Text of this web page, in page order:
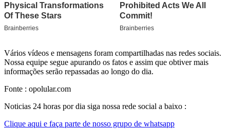
Vários vídeos e mensagens foram compartilhadas nas redes sociais.
Nossa equipe segue apurando os fatos e assim que obtiver mais
informações serão repassadas ao longo do dia.
Fonte : opolular.com
Noticias 24 horas por dia siga nossa rede social a baixo :
Clique aqui e faça parte de nosso grupo de whatsapp